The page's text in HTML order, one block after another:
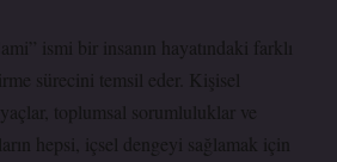
ismi bir insanın hayatındaki farklı
sürecini temsil eder. Kişisel
toplumsal sorumluluklar ve
hepsi, içsel dengeyi sağlamak için